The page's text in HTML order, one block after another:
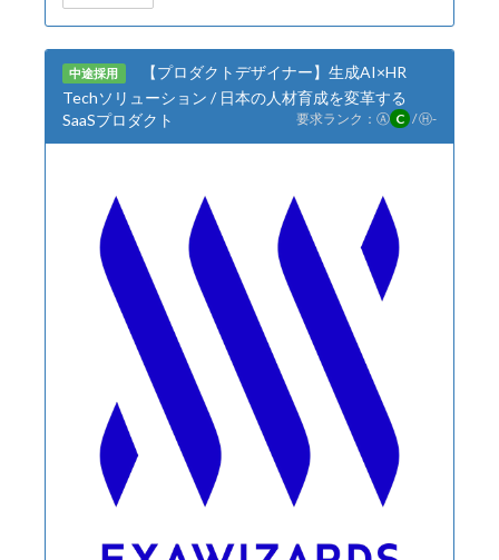
中途採用
【プロダクトデザイナー】生成AI×HR
Techソリューション / 日本の人材育成を変革する
SaaSプロダクト
要求ランク： Ⓐ C /Ⓗ-